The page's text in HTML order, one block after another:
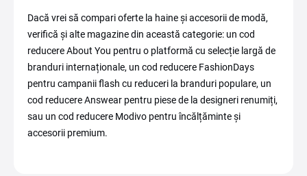
Dacă vrei să compari oferte la haine și accesorii de modă,
verifică și alte magazine din această categorie: un cod
reducere About You pentru o platformă cu selecție largă de
branduri internaționale, un cod reducere FashionDays
pentru campanii flash cu reduceri la branduri populare, un
cod reducere Answear pentru piese de la designeri renumiți,
sau un cod reducere Modivo pentru încălțăminte și
accesorii premium.